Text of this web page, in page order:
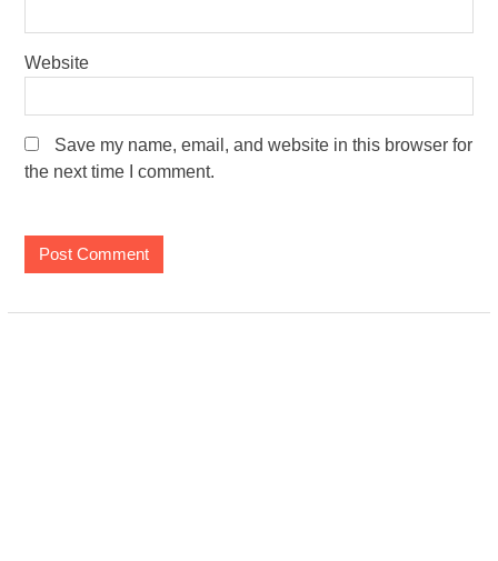
Website
Save my name, email, and website in this browser for
the next time I comment.